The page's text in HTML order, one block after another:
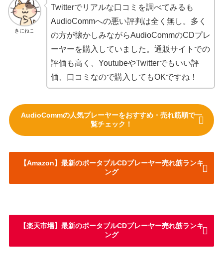
きにねこ
Twitterでリアルな口コミを調べてみるも
AudioCommへの悪い評判は全く無し。多く
の方が懐かしみながらAudioCommのCDプレ
ーヤーを購入していました。通販サイトでの
評価も高く、YoutubeやTwitterでもいい評
価、口コミなので購入してもOKですね！
AudioCommの人気プレーヤーをおすすめ・売れ筋順で一
覧チェック！
【Amazon】最新のポータブルCDプレーヤー売れ筋ランキ
ング
【楽天市場】最新のポータブルCDプレーヤー売れ筋ランキ
ング